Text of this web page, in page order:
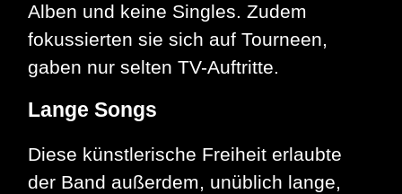
Alben und keine Singles. Zudem
fokussierten sie sich auf Tourneen,
gaben nur selten TV-Auftritte.
Lange Songs
Diese künstlerische Freiheit erlaubte
der Band außerdem, unüblich lange,